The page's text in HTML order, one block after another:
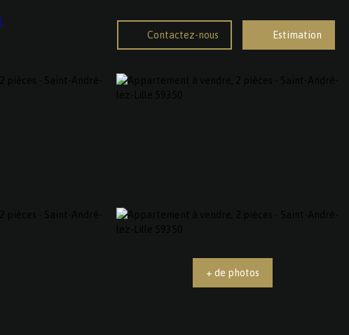
Contactez-nous Estimation
+ de photos